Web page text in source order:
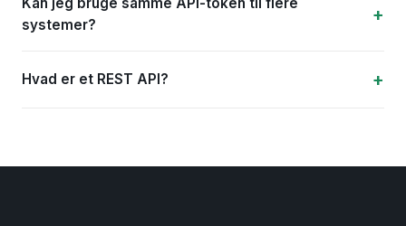
systemer?
Hvad er et REST API?